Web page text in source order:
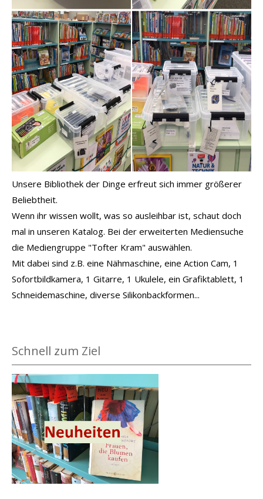
Unsere Bibliothek der Dinge erfreut sich immer größerer
Beliebtheit.
Wenn ihr wissen wollt, was so ausleihbar ist, schaut doch
mal in unseren Katalog. Bei der erweiterten Mediensuche
die Mediengruppe "Tofter Kram" auswählen.
Mit dabei sind z.B. eine Nähmaschine, eine Action Cam, 1
Sofortbildkamera, 1 Gitarre, 1 Ukulele, ein Grafiktablett, 1
Schneidemaschine, diverse Silikonbackformen...
Schnell zum Ziel